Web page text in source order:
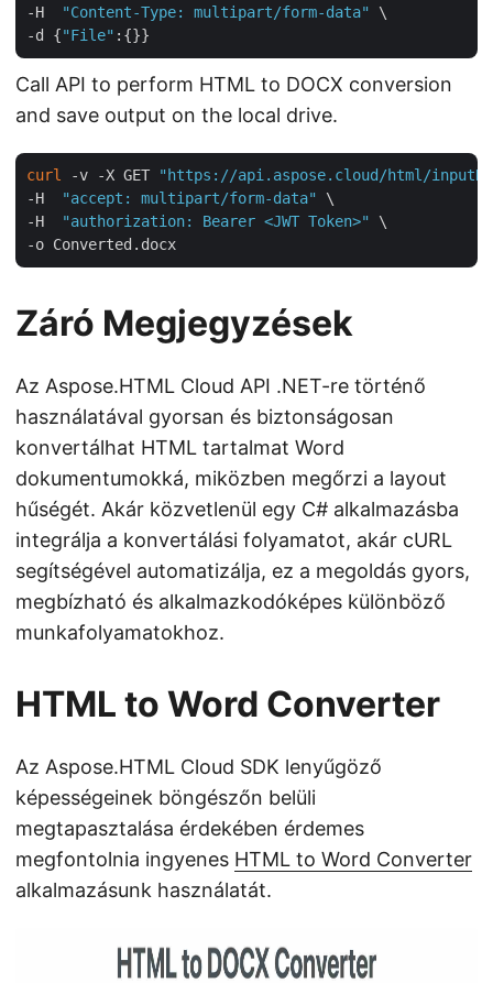
-H
"Content-Type: multipart/form-data"
\
-d {"File"
Call API to perform HTML to DOCX conversion
and save output on the local drive.
curl -v -X GET
"https://api.aspose.cloud/html/
-H
"accept: multipart/form-data"
\
-H
"authorization: Bearer <JWT Token>"
\
Záró Megjegyzések
Az Aspose.HTML Cloud API .NET-re történő
használatával gyorsan és biztonságosan
konvertálhat HTML tartalmat Word
dokumentumokká, miközben megőrzi a layout
hűségét. Akár közvetlenül egy C# alkalmazásba
integrálja a konvertálási folyamatot, akár cURL
segítségével automatizálja, ez a megoldás gyors,
megbízható és alkalmazkodóképes különböző
munkafolyamatokhoz.
HTML to Word Converter
Az Aspose.HTML Cloud SDK lenyűgöző
képességeinek böngészőn belüli
megtapasztalása érdekében érdemes
megfontolnia ingyenes HTML to Word Converter
alkalmazásunk használatát.